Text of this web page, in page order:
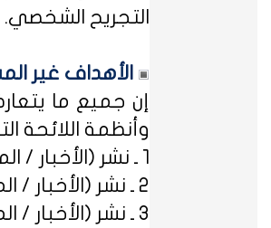
التجريح الشخصي.
الأهداف غير
إن جميع ما
وأنظمة اللائحة
1 ـ نشر (الأخبار / المعلومات / .. الخ) ذات الطابع السياسي، أو المتضمنة أسماء سياسيين.
2 ـ نشر (الأخبار / المعلومات / .. الخ) ذات العِلاقة بالصراعات (المذهبية / الطائفية / الحزبية / السياسية / .. الخ).
3 ـ نشر (الأخبار / المعلومات / .. الخ) ذات العِلاقة بالخلافات (الرسمية / الشخصية) مع المنظمات (الحكومية / الخاصة / .. الخ).